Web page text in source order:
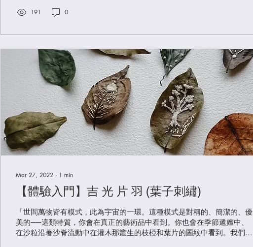
191 0
Mar 27, 2022 ∙ 1 min
【體驗入門】吉 光 片 羽 (葉子刺繡)
「世間萬物皆有模式，此為宇宙的一環。這種模式是對稱的、簡潔的、優
美的──這類特質，你會在真正的藝術品中看到。你也會在季節遞嬗中、
在沙粒沿著沙脊流動中在灌木那叢生的枝椏和葉片的圖紋中看到。我們試